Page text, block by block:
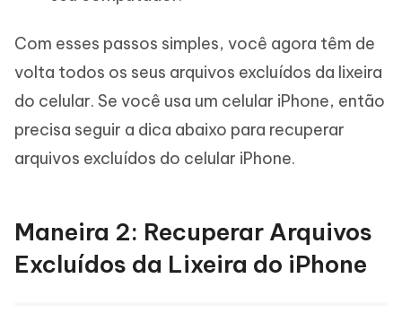
Com esses passos simples, você agora têm de
volta todos os seus arquivos excluídos da lixeira
do celular. Se você usa um celular iPhone, então
precisa seguir a dica abaixo para recuperar
arquivos excluídos do celular iPhone.
Maneira 2: Recuperar Arquivos
Excluídos da Lixeira do iPhone